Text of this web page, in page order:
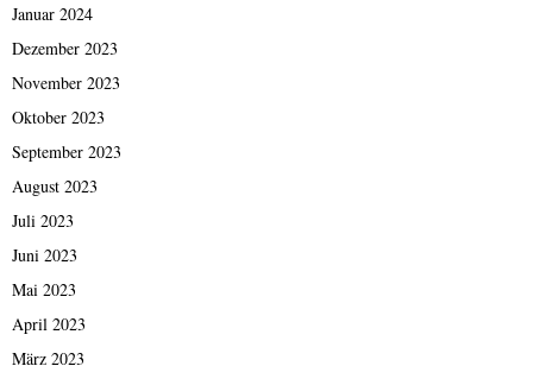
Januar 2024
Dezember 2023
November 2023
Oktober 2023
September 2023
August 2023
Juli 2023
Juni 2023
Mai 2023
April 2023
März 2023